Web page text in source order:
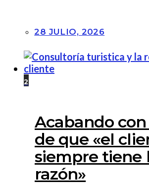
28 JULIO, 2026
2
Acabando
de que «el
siempre tiene
razón»